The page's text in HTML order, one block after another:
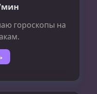
мин
гороскопы на